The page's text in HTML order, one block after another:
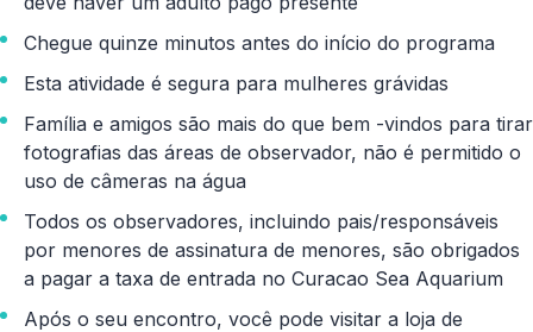
Chegue quinze minutos antes do início do programa
Esta atividade é segura para mulheres grávidas
Família e amigos são mais do que bem -vindos para tirar
fotografias das áreas de observador, não é permitido o
uso de câmeras na água
Todos os observadores, incluindo pais/responsáveis ​​
por menores de assinatura de menores, são obrigados
a pagar a taxa de entrada no Curacao Sea Aquarium
Após o seu encontro, você pode visitar a loja de